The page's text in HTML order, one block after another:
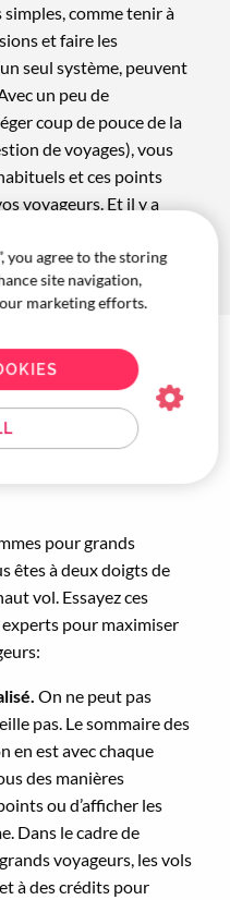
comme tenir à
et faire les
seul système, peuvent
un peu de
coup de pouce de la
de voyages), vous
et ces points
voyageurs. Et il y a
moyens
le statut
pour grands
êtes à deux doigts de
vol. Essayez ces
pour maximiser
On ne peut pas
pas. Le sommaire des
en est avec chaque
des manières
ou d’afficher les
Dans le cadre de
voyageurs, les vols
à des crédits pour
you agree to the storing
site navigation,
our marketing efforts.